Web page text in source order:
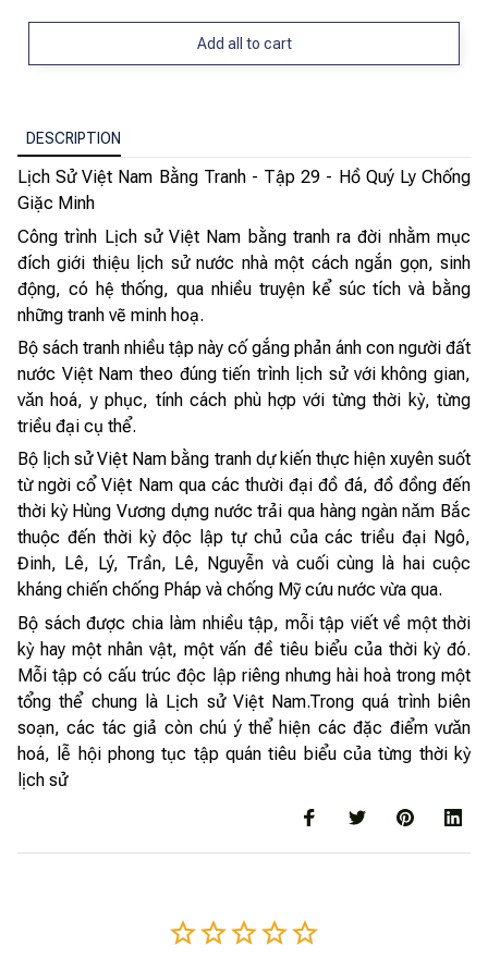
Add all to cart
DESCRIPTION
Lịch Sử Việt Nam Bằng Tranh - Tập 29 - Hồ Quý Ly Chống
Giặc Minh
Công trình Lịch sử Việt Nam bằng tranh ra đời nhằm mục
đích giới thiệu lịch sử nước nhà một cách ngắn gọn, sinh
động, có hệ thống, qua nhiều truyện kể súc tích và bằng
những tranh vẽ minh hoạ.
Bộ sách tranh nhiều tập này cố gắng phản ánh con người đất
nước Việt Nam theo đúng tiến trình lịch sử với không gian,
vǎn hoá, y phục, tính cách phù hợp với từng thời kỳ, từng
triều đại cụ thể.
Bộ lịch sử Việt Nam bằng tranh dự kiến thực hiện xuyên suốt
từ ngời cổ Việt Nam qua các thười đại đồ đá, đồ đồng đến
thời kỳ Hùng Vương dựng nước trải qua hàng ngàn nǎm Bắc
thuộc đến thời kỳ độc lập tự chủ của các triều đại Ngô,
Đinh, Lê, Lý, Trần, Lê, Nguyễn và cuối cùng là hai cuộc
kháng chiến chống Pháp và chống Mỹ cứu nước vừa qua.
Bộ sách được chia làm nhiều tập, mỗi tập viết về một thời
kỳ hay một nhân vật, một vấn đề tiêu biểu của thời kỳ đó.
Mỗi tập có cấu trúc độc lập riêng nhưng hài hoà trong một
tổng thể chung là Lịch sử Việt Nam.Trong quá trình biên
soạn, các tác giả còn chú ý thể hiện các đặc điểm vưǎn
hoá, lễ hội phong tục tập quán tiêu biểu của từng thời kỳ
lịch sử